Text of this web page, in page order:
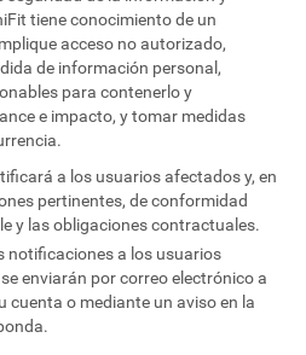
tiene conocimiento de un
acceso no autorizado,
de información personal,
para contenerlo y
e impacto, y tomar medidas
a los usuarios afectados y, en
pertinentes, de conformidad
y las obligaciones contractuales.
notificaciones a los usuarios
enviarán por correo electrónico a
cuenta o mediante un aviso en la